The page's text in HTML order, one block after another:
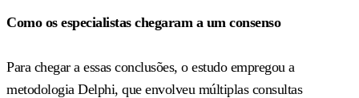
Como os especialistas chegaram a um consenso
Para chegar a essas conclusões, o estudo empregou a
metodologia Delphi, que envolveu múltiplas consultas